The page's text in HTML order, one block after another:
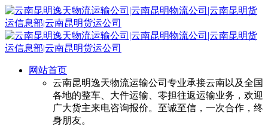
网站首页
云南昆明逸天物流运输公司专业承接云南以及全国
各地的整车、大件运输、零担往返运输业务，欢迎
广大货主来电咨询报价。至诚至信，一次合作，终
身朋友。